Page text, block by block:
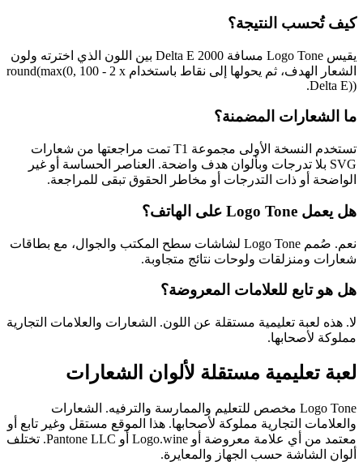
كيف تُحسب النتيجة؟
يقيس Logo Tone مسافة Delta E 2000 بين اللون الذي اخترته ولون
الشعار الهدف، ثم يحولها إلى نقاط باستخدام round(max(0, 100 - 2 x
Delta E)).
ما الشعارات المضمنة؟
تستخدم النسخة الأولى مجموعة T1 تمت مراجعتها من شعارات
SVG بلا تدرجات وبألوان هدف واضحة. العناصر الحساسة أو غير
الواضحة أو ذات التدرجات أو مخاطر الحقوق تبقى للمراجعة.
هل يعمل Logo Tone على الهاتف؟
نعم. صُمم Logo Tone لشاشات سطح المكتب والجوال، مع بطاقات
شعارات ومنزلقات ولوحات نتائج متجاوبة.
هل هو تابع للعلامات المعروضة؟
لا. هذه لعبة تعليمية مستقلة عن اللون. الشعارات والعلامات التجارية
مملوكة لأصحابها.
لعبة تعليمية مستقلة لألوان الشعارات
Logo Tone مخصص للتعليم والممارسة والترفيه. الشعارات
والعلامات التجارية مملوكة لأصحابها. هذا الموقع مستقل وغير تابع أو
معتمد من أي علامة معروضة أو Logo.wine أو Pantone LLC. تختلف
ألوان الشاشة حسب الجهاز والمعايرة.